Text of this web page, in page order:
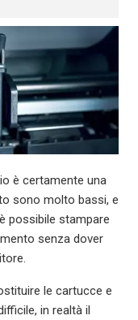
è certamente una
sono molto bassi, e
possibile stampare
senza dover
le cartucce e
in realtà il